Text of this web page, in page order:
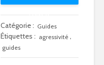
Pour
Apaiser
l'Agressivité
De
PANIER
Catégorie : Guides
Étiquettes : agressivité ,
guides